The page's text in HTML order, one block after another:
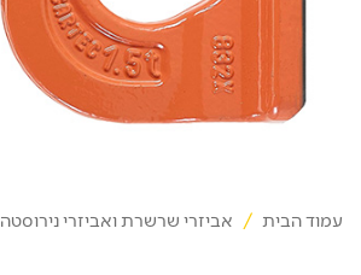
עמוד הבית / אביזרי שרשרת ואביזרי נירוסטה